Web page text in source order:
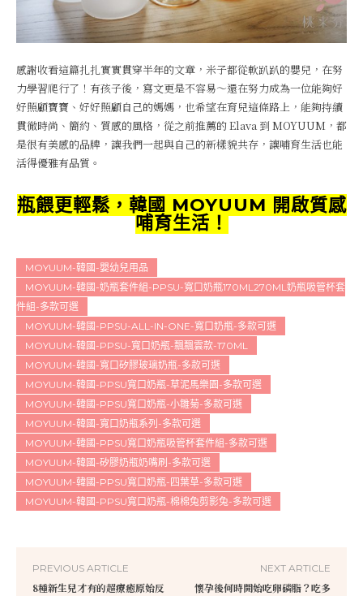
感謝收看這篇扎扎實實貫穿半年的文章，米子都從軟趴趴的嬰兒，在努
力學習爬行了！有孩子後，寫文更是不容易～還在努力成為一位能夠好
好照顧寶寶、好好照顧自己的媽媽，也希望在育兒這條路上，能夠持續
貫徹時尚、簡約、質感的風格，從之前推薦的 Elava 到 MOYUUM，都
是很有美感的品牌，讓我們一起與自己的新樣貌共存，讓哺育生活也能
活得優雅有品質。
瓶餵更輕鬆，韓國 MOYUUM 開啟質感
哺育生活！
MOYUUM-韓國-嬰幼兒用品
MOYUUM-韓國-奶瓶套件組-PPSU-寬口奶瓶170ML270ML奶瓶吸管杯套
件組-多款可選
MOYUUM-韓國-PPSU-ALL-IN-ONE-寬口奶瓶-多款可選
MOYUUM-韓國-PPSU-寬口奶瓶-飄飄雲款-170ML
MOYUUM-韓國-寬口矽膠玻璃奶瓶-多款可選
MOYUUM-韓國-PPSU寬口奶瓶-草泥馬樂園-多款可選
MOYUUM-韓國-PPSU寬口奶瓶-小雛菊-多款可選
MOYUUM-韓國-寬口奶瓶系列-多款可選
MOYUUM-韓國-PPSU寬口奶瓶吸管杯套件組-多款可選
MOYUUM-韓國-矽膠奶瓶奶嘴刷-多款可選
MOYUUM-韓國-PPSU寬口奶瓶-四葉草-多款可選
MOYUUM-韓國-PPSU寬口奶瓶-棉棉兔剪影兔-多款可選
PREVIOUS ARTICLE
8種新生兒才有的超療癒原始反
NEXT ARTICLE
懷孕後何時開始吃卵磷脂？吃多